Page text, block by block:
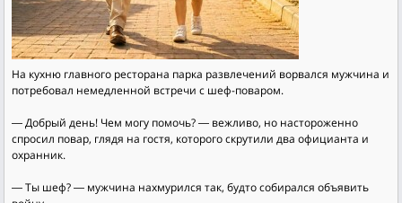
На кухню главного ресторана парка развлечений ворвался мужчина и
потребовал немедленной встречи с шеф-поваром.
― Добрый день! Чем могу помочь? ― вежливо, но настороженно
спросил повар, глядя на гостя, которого скрутили два официанта и
охранник.
― Ты шеф? ― мужчина нахмурился так, будто собирался объявить